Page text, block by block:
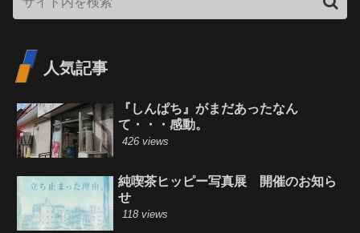
人気記事
『しんぱち』がまだあったなん
て・・・感動。
426 views
純喫茶ヒッピー写真展 開催のお知ら
せ
118 views